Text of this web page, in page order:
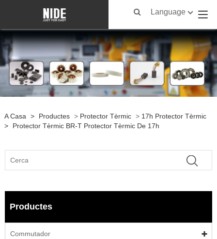
Language
A Casa > Productes > Protector Tèrmic > 17h Protector Tèrmic
>
Protector Tèrmic BR-T Protector Tèrmic De 17h
Productes
Commutador